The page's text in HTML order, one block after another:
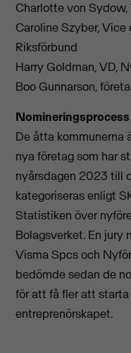
Charlotte von
Caroline Szyber,
Riksförbund
Harry Goldman, VD,
Boo Gunnarson,
Nomineringsprocess
De åtta kommunerna
nya företag som har
nyårsdagen 2023 till
kategoriseras enligt
Statistiken över
Bolagsverket. En jury
Visma Spcs och
bedömde sedan de
för att få fler att
entreprenörskapet.